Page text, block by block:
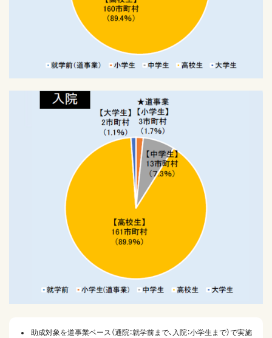
助成対象を道事業ベース（通院：就学前まで、入院：小学生まで）で実施